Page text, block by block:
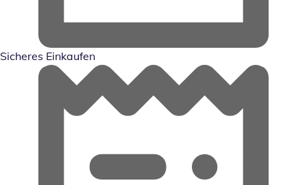
Sicheres Einkaufen